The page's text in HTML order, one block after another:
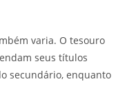
varia. O tesouro
seus títulos
secundário, enquanto